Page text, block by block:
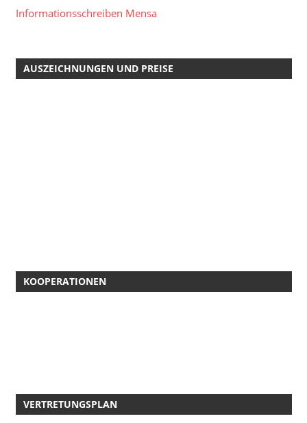
Informationsschreiben Mensa
AUSZEICHNUNGEN UND PREISE
KOOPERATIONEN
VERTRETUNGSPLAN